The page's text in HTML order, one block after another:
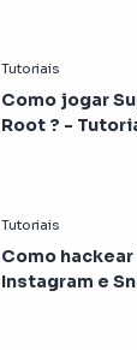
Como jogar
Root ? -
Como
Instagram e